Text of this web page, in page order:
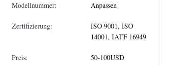
Modellnummer: Anpassen
Zertifizierung:
ISO 9001, ISO
14001, IATF 16949
Preis: 50-100USD